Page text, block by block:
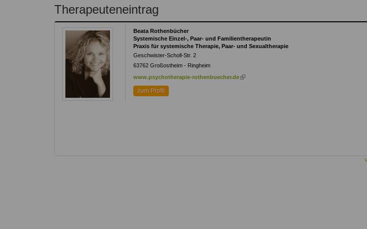
Therapeutenliste
nach
Methode
Therapeutenliste
nach
Themen
auf.
Zum Kontaktformular
Therapeuteneintrag
Beata Rothenbücher
Systemische Einzel-, Paar- und Familientherapeutin
Praxis für systemische Therapie, Paar- und Sexualtherapie
Geschwister-Scholl-Str. 2
63762 Großostheim - Ringheim
www.psychotherapie-rothenbuecher.de (link
zum Profil